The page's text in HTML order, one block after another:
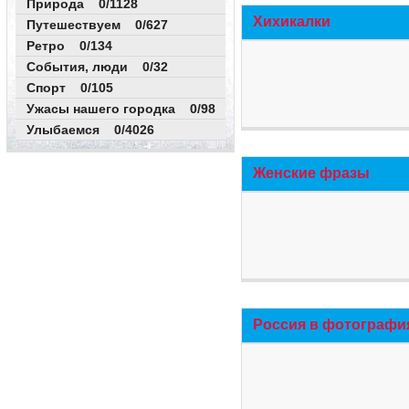
Природа 0/1128
Путешествуем 0/627
Ретро 0/134
События, люди 0/32
Спорт 0/105
Ужасы нашего городка 0/98
Улыбаемся 0/4026
Хихикалки
Женские фразы
Россия в